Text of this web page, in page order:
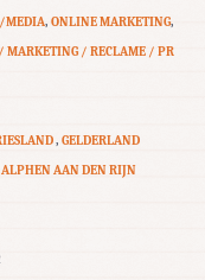
MEDIA, ONLINE MARKETING,
MARKETING / RECLAME / PR
, GELDERLAND
ALPHEN AAN DEN RIJN